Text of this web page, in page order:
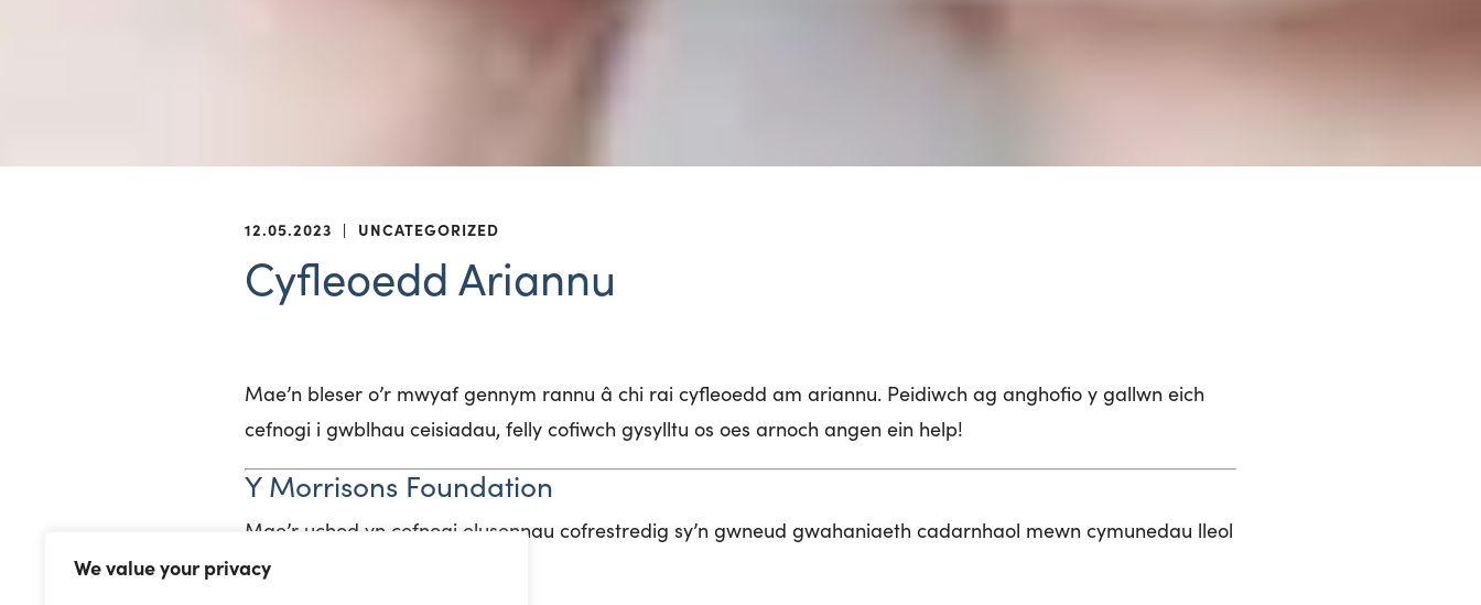
We value your privacy
12.05.2023 | UNCATEGORIZED
Cyfleoedd Ariannu
Mae’n bleser o’r mwyaf gennym rannu â chi rai cyfleoedd am ariannu. Peidiwch ag anghofio y gallwn eich
cefnogi i gwblhau ceisiadau, felly cofiwch gysylltu os oes arnoch angen ein help!
Y Morrisons Foundation
Mae’r uchod yn cefnogi elusennau cofrestredig sy’n gwneud gwahaniaeth cadarnhaol mewn cymunedau lleol
ledled Cymru, Lloegr a’r Alban.